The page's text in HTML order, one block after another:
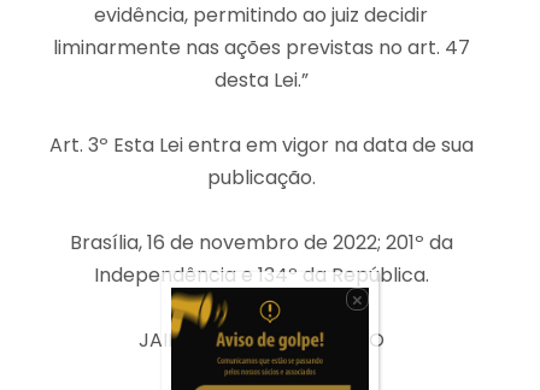
evidência, permitindo ao juiz decidir
liminarmente nas ações previstas no art. 47
desta Lei.”
Art. 3º Esta Lei entra em vigor na data de sua
publicação.
Brasília, 16 de novembro de 2022; 201º da
Independência e 134º da República.
JAIR MESSIAS BOLSONARO
×